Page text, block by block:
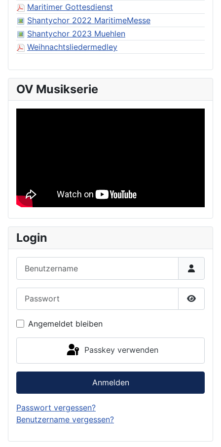
Maritimer Gottesdienst
Shantychor 2022 MaritimeMesse
Shantychor 2023 Muehlen
Weihnachtsliedermedley
OV Musikserie
Login
Angemeldet bleiben
Passkey verwenden
Anmelden
Passwort vergessen?
Benutzername vergessen?